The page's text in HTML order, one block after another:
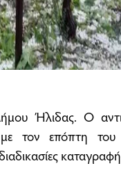
Ήλιδας. Ο
με τον επόπτη